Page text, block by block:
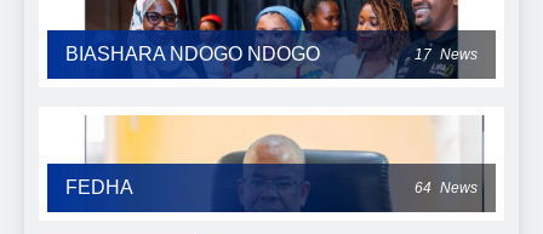
BIASHARA NDOGO NDOGO 17 News
FEDHA 64 News